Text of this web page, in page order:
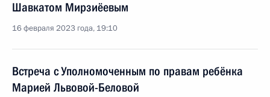
Шавкатом Мирзиёевым
16 февраля 2023 года, 19:10
Встреча с Уполномоченным по правам ребёнка
Марией Львовой-Беловой